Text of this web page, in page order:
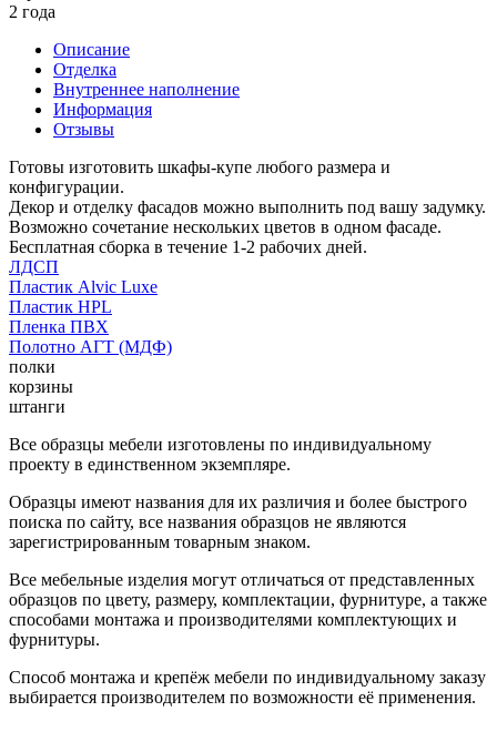
2 года
Описание
Отделка
Внутреннее наполнение
Информация
Отзывы
Готовы изготовить шкафы-купе любого размера и
конфигурации.
Декор и отделку фасадов можно выполнить под вашу задумку.
Возможно сочетание нескольких цветов в одном фасаде.
Бесплатная сборка в течение 1-2 рабочих дней.
ЛДСП
Пластик Alvic Luxe
Пластик HPL
Пленка ПВХ
Полотно АГТ (МДФ)
полки
корзины
штанги
Все образцы мебели изготовлены по индивидуальному
проекту в единственном экземпляре.
Образцы имеют названия для их различия и более быстрого
поиска по сайту, все названия образцов не являются
зарегистрированным товарным знаком.
Все мебельные изделия могут отличаться от представленных
образцов по цвету, размеру, комплектации, фурнитуре, а также
способами монтажа и производителями комплектующих и
фурнитуры.
Способ монтажа и крепёж мебели по индивидуальному заказу
выбирается производителем по возможности её применения.